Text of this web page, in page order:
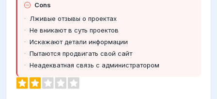
Cons
Лживые отзывы о проектах
Не вникают в суть проектов
Искажают детали информации
Пытаются продвигать свой сайт
Неадекватная связь с администратором